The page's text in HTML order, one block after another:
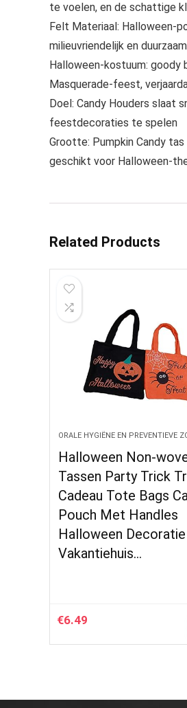
te voelen, en de schattige
Felt Materiaal: Halloween-
milieuvriendelijk en
Halloween-kostuum: goody
Masquerade-feest,
Doel: Candy Houders slaat
feestdecoraties te spelen
Grootte: Pumpkin Candy
geschikt voor Halloween-
Related Products
ORALE HYGIËNE EN PREVENTIEVE
Halloween Non-
Tassen Party Trick
Cadeau Tote Bags
Pouch Met Handles
Halloween Decoratie
Vakantiehuis…
€6.49